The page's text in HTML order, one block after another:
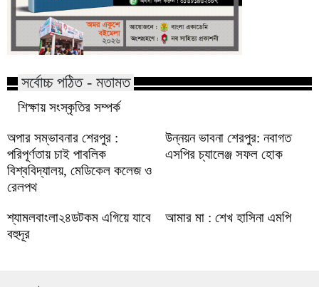
সর্বোচ্চ পঠিত - মতামত
শিক্ষায় সংস্কৃতির সম্পর্ক
অপার সম্ভাবনার শেরপুর :
পরিপূর্ণতায় চাই পাবলিক
বিশ্ববিদ্যালয়, মেডিকেল কলেজ ও
রেলপথ
উন্নয়ন ভাবনা শেরপুর: নবাগত
এসপির চ্যালেঞ্জ সফল হোক
শ্যামলবাংলা২৪ডটকম এগিয়ে যাবে
বহুদূর
আমার মা : শেখ হাসিনা এমপি